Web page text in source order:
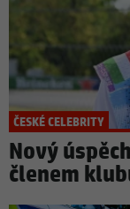
ČESKÉ CELEBRITY
Nový
členem